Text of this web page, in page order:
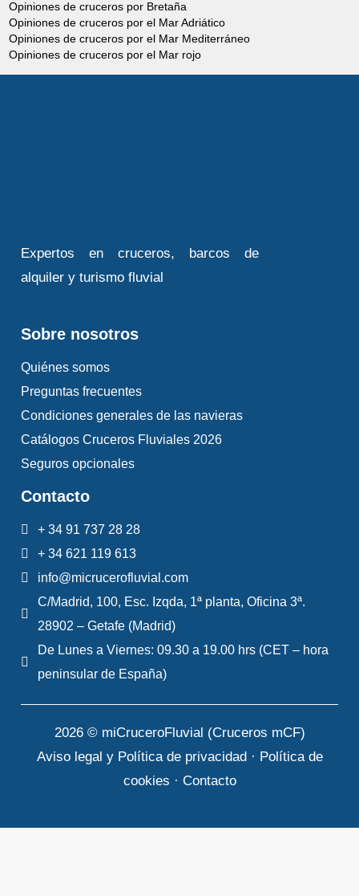
Opiniones de cruceros por Bretaña
Opiniones de cruceros por el Mar Adriático
Opiniones de cruceros por el Mar Mediterráneo
Opiniones de cruceros por el Mar rojo
Expertos en cruceros, barcos de
alquiler y turismo fluvial
Sobre nosotros
Quiénes somos
Preguntas frecuentes
Condiciones generales de las navieras
Catálogos Cruceros Fluviales 2026
Seguros opcionales
Contacto
+ 34 91 737 28 28
+ 34 621 119 613
info@micrucerofluvial.com
C/Madrid, 100, Esc. Izqda, 1ª planta, Oficina 3ª.
28902 – Getafe (Madrid)
De Lunes a Viernes: 09.30 a 19.00 hrs (CET – hora
peninsular de España)
2026 © miCruceroFluvial (Cruceros mCF)
Aviso legal y Política de privacidad· Política de
cookies · Contacto